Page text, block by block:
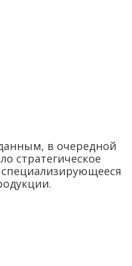
в очередной
стратегическое